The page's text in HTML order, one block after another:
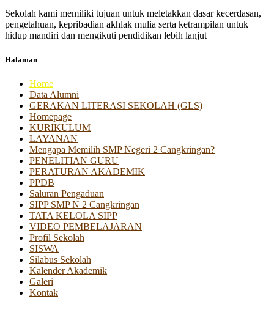
Sekolah kami memiliki tujuan untuk meletakkan dasar kecerdasan,
pengetahuan, kepribadian akhlak mulia serta ketrampilan untuk
hidup mandiri dan mengikuti pendidikan lebih lanjut
Halaman
Home
Data Alumni
GERAKAN LITERASI SEKOLAH (GLS)
Homepage
KURIKULUM
LAYANAN
Mengapa Memilih SMP Negeri 2 Cangkringan?
PENELITIAN GURU
PERATURAN AKADEMIK
PPDB
Saluran Pengaduan
SIPP SMP N 2 Cangkringan
TATA KELOLA SIPP
VIDEO PEMBELAJARAN
Profil Sekolah
SISWA
Silabus Sekolah
Kalender Akademik
Galeri
Kontak